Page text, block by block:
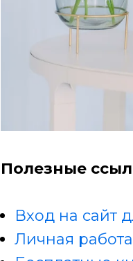
Полезные
Вход на сайт
Личная